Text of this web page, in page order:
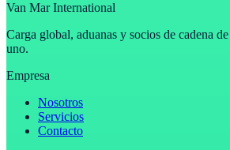
Van Mar International
Carga global, aduanas y socios de cadena
uno.
Empresa
Nosotros
Servicios
Contacto